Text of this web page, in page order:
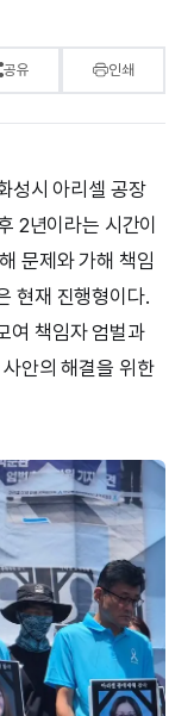
공유 인쇄
성시 아리셀 공장
2년이라는 시간이
문제와 가해 책임
현재 진행형이다.
여 책임자 엄벌과
안의 해결을 위한